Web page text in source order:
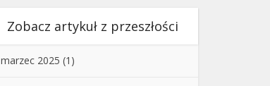
Zobacz artykuł z przeszłości
marzec 2025 (1)